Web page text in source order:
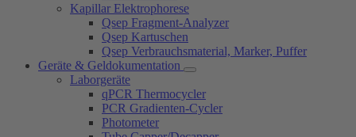
Kapillar Elektrophorese
Qsep Fragment-Analyzer
Qsep Kartuschen
Qsep Verbrauchsmaterial, Marker, Puffer
Geräte & Geldokumentation
Laborgeräte
qPCR Thermocycler
PCR Gradienten-Cycler
Photometer